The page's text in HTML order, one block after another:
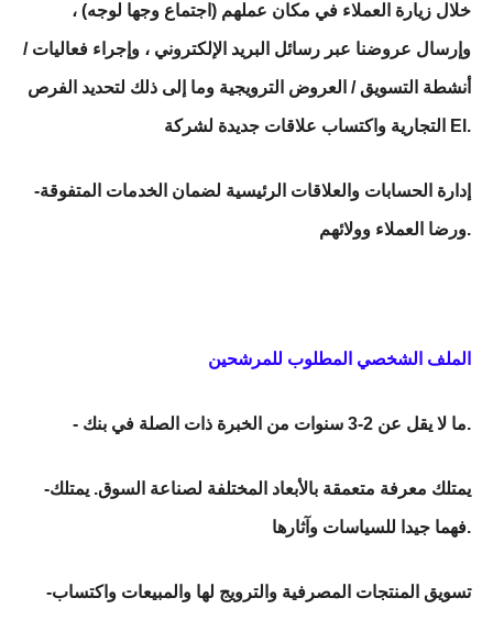
خلال زيارة العملاء في مكان عملهم (اجتماع وجها لوجه) ،
وإرسال عروضنا عبر رسائل البريد الإلكتروني ، وإجراء فعاليات /
أنشطة التسويق / العروض الترويجية وما إلى ذلك لتحديد الفرص
التجارية واكتساب علاقات جديدة لشركة El.
-إدارة الحسابات والعلاقات الرئيسية لضمان الخدمات المتفوقة
ورضا العملاء وولائهم.
الملف الشخصي المطلوب للمرشحين
- ما لا يقل عن 2-3 سنوات من الخبرة ذات الصلة في بنك.
-يمتلك معرفة متعمقة بالأبعاد المختلفة لصناعة السوق. يمتلك
فهما جيدا للسياسات وآثارها.
-تسويق المنتجات المصرفية والترويج لها والمبيعات واكتساب